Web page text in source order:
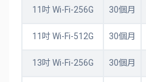
11吋 Wi-Fi-256G
11吋 Wi-Fi-512G
13吋 Wi-Fi-256G
30個月
30個月
30個月